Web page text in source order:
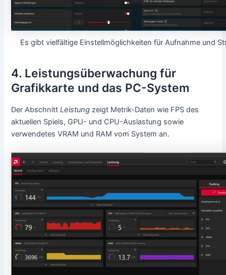
Es gibt vielfältige Einstellmöglichkeiten für Aufnahme und
4. Leistungsüberwachung für
Grafikkarte und das PC-System
Der AbschnittLeistung zeigt Metrik-Daten wie FPS des
aktuellen Spiels, GPU- und CPU-Auslastung sowie
verwendetes VRAM und RAM vom System an.